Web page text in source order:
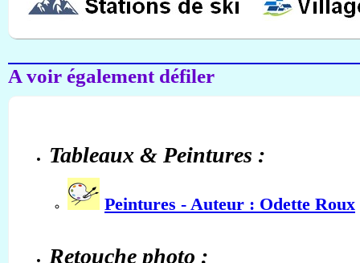
A voir également défiler
Tableaux & Peintures :
Peintures - Auteur : Odette Roux
Retouche photo :